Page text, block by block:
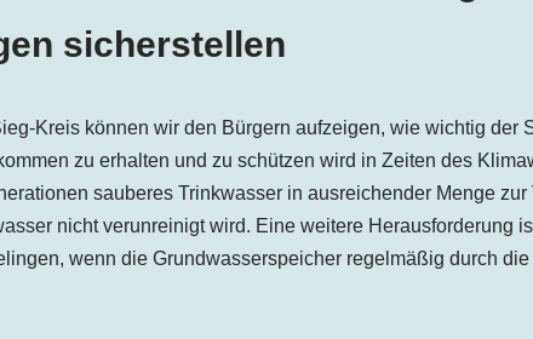
sicherstellen
Kreis können wir den Bürgern aufzeigen, wie wichtig der
zu erhalten und zu schützen wird in Zeiten des
sauberes Trinkwasser in ausreichender Menge zur
nicht verunreinigt wird. Eine weitere Herausforderung
wenn die Grundwasserspeicher regelmäßig durch die